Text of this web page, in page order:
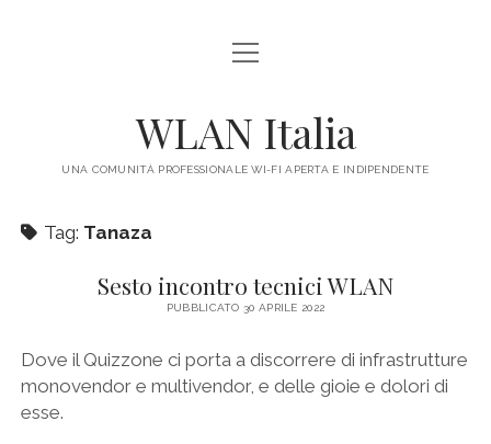
HOME
apri
menu
WLAN Italia
UNA COMUNITÀ PROFESSIONALE WI-FI APERTA E INDIPENDENTE
Tag: Tanaza
Sesto incontro tecnici WLAN
PUBBLICATO 30 APRILE 2022
Dove il Quizzone ci porta a discorrere di infrastrutture
monovendor e multivendor, e delle gioie e dolori di
esse.